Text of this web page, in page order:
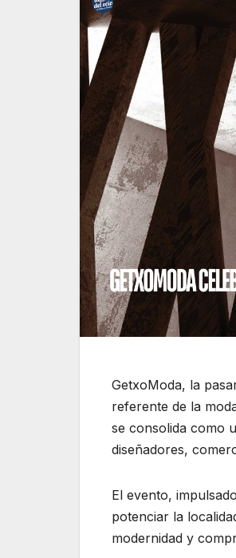
GetxoModa, la
referente de la
se consolida como
diseñadores,
El evento,
potenciar la
modernidad y